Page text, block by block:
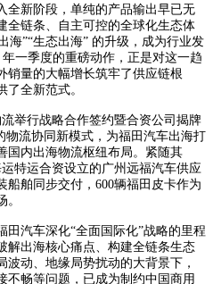
新阶段，单纯的产品输出早已无
全链条、自主可控的全球化生态体
海”“生态出海” 的升级，成为行业发
一季度的重磅动作，正是对这一趋
销量的大幅增长筑牢了供应链根
全新范式。
行战略合作签约暨合资公司揭牌
物流协同新模式，为福田汽车出海打
国内出海物流枢纽布局。紧随其
特运合资设立的广州远福汽车供应
船舶同步交付，600辆福田皮卡作为
汽车深化“全面国际化”战略的里程
解出海核心痛点、构建全链条生态
动、地缘局势扰动的大背景下，
不畅等问题，已成为制约中国商用